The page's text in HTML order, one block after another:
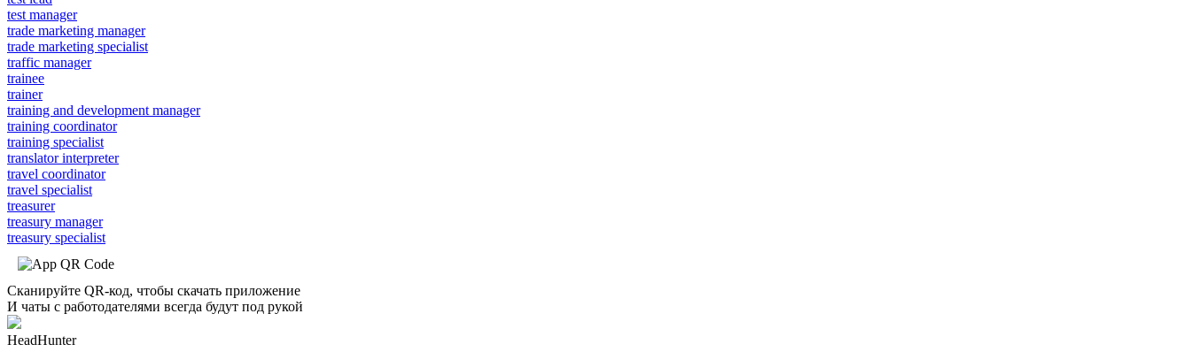
test manager
trade marketing manager
trade marketing specialist
traffic manager
trainee
trainer
training and development manager
training coordinator
training specialist
translator interpreter
travel coordinator
travel specialist
treasurer
treasury manager
treasury specialist
Сканируйте QR-код, чтобы скачать приложение
И чаты с работодателями всегда будут под рукой
HeadHunter